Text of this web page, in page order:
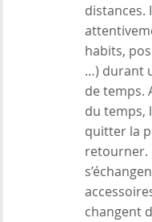
distances.
habits,
…) durant
de temps.
du temps,
quitter la
retourner.
changent